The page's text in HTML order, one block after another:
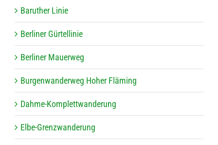
Baru­ther Linie
Ber­li­ner Gürtellinie
Ber­li­ner Mauerweg
Bur­gen­wan­der­weg Hoher Fläming
Dahme-Kom­plett­wan­de­rung
Elbe-Grenz­wan­de­rung